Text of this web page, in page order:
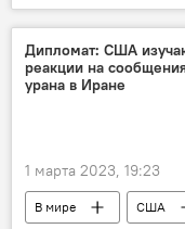
Дипломат: США
реакции на
урана в Иране
1 марта 2023, 19:23
В мире США